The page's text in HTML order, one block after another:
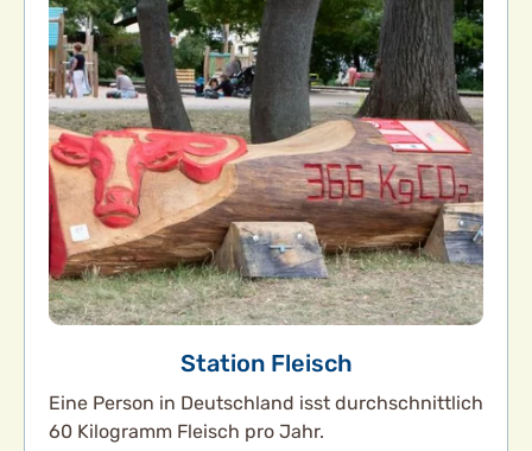
Station Fleisch
Eine Person in Deutschland isst durchschnittlich
60 Kilogramm Fleisch pro Jahr.